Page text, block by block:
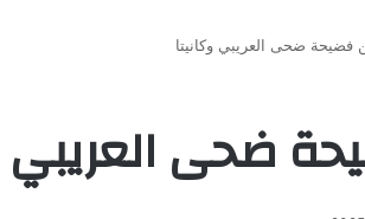
فضيحة ضحى العريبي وكانيتا
ضحى العريبي